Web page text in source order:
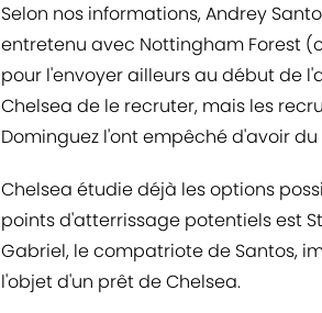
Selon nos informations, Andrey
entretenu avec Nottingham Forest
pour l'envoyer ailleurs au début de
Chelsea de le recruter, mais les
Dominguez l'ont empêché d'avoir
Chelsea étudie déjà les options
points d'atterrissage potentiels est
Gabriel, le compatriote de Santos,
l'objet d'un prêt de Chelsea.